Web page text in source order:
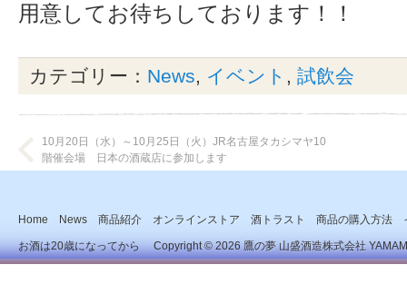
用意してお待ちしております！！
カテゴリー： News, イベント , 試飲会
10月20日（水）～10月25日（火）JR名古屋タカシマヤ10
階催会場 日本の酒蔵店に参加します
Home News 商品紹介 オンラインストア 酒トラスト 商品の購入方法
お酒は20歳になってから Copyright © 2026鷹の夢 山盛酒造株式会社